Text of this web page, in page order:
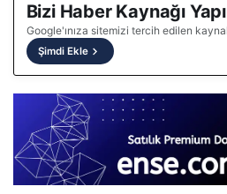
Bizi Haber Kaynağı
Google'ınıza sitemizi tercih edilen
Şimdi Ekle